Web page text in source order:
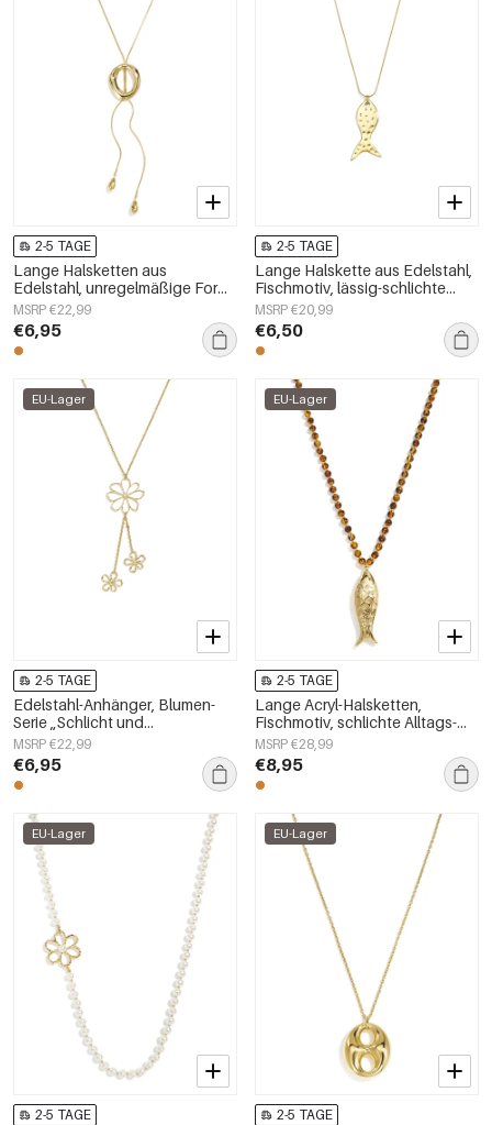
2-5 TAGE
Lange Halsketten aus
Edelstahl, unregelmäßige Form,
schlichte Alltags-Serie,
Damenschmuck
MSRP €22,99
€6,95
2-5 TAGE
Lange Halskette aus Edelstahl,
Fischmotiv, lässig-schlichte
Serie, Damenschmuck
MSRP €20,99
€6,50
EU-Lager
2-5 TAGE
Edelstahl-Anhänger, Blumen-
Serie „Schlicht und
alltagstauglich“,
Damenschmuck
MSRP €22,99
€6,95
EU-Lager
2-5 TAGE
Lange Acryl-Halsketten,
Fischmotiv, schlichte Alltags-
Serie, Damenschmuck
MSRP €28,99
€8,95
EU-Lager
2-5 TAGE
EU-Lager
2-5 TAGE